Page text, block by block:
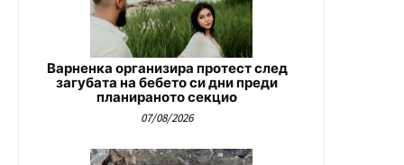
Варненка организира протест след
загубата на бебето си дни преди
планираното секцио
07/08/2026